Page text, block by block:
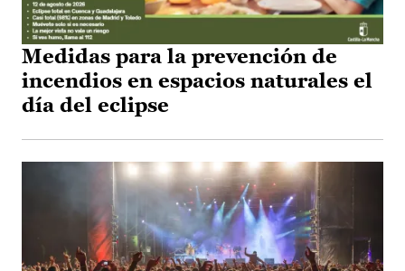
Medidas para la prevención de
incendios en espacios naturales el
día del eclipse